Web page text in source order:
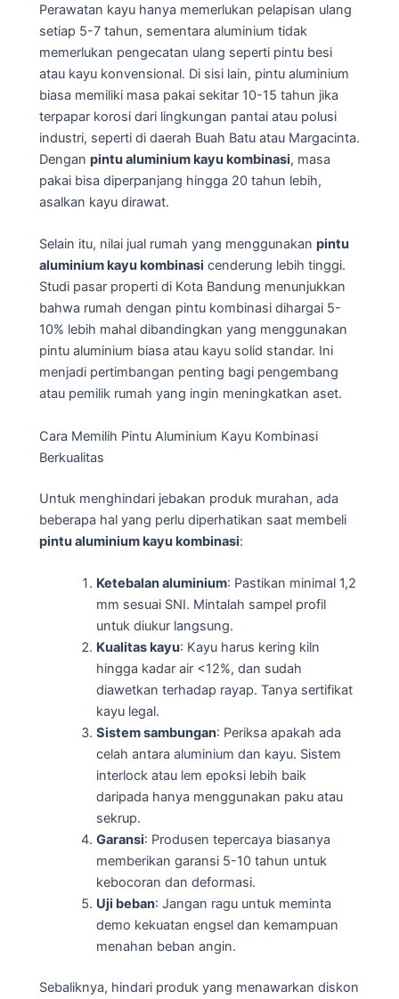
Perawatan kayu hanya memerlukan pelapisan ulang
setiap 5-7 tahun, sementara aluminium tidak
memerlukan pengecatan ulang seperti pintu besi
atau kayu konvensional. Di sisi lain, pintu aluminium
biasa memiliki masa pakai sekitar 10-15 tahun jika
terpapar korosi dari lingkungan pantai atau polusi
industri, seperti di daerah Buah Batu atau Margacinta.
Dengan pintu aluminium kayu kombinasi, masa
pakai bisa diperpanjang hingga 20 tahun lebih,
asalkan kayu dirawat.
Selain itu, nilai jual rumah yang menggunakan pintu
aluminium kayu kombinasi cenderung lebih tinggi.
Studi pasar properti di Kota Bandung menunjukkan
bahwa rumah dengan pintu kombinasi dihargai 5-
10% lebih mahal dibandingkan yang menggunakan
pintu aluminium biasa atau kayu solid standar. Ini
menjadi pertimbangan penting bagi pengembang
atau pemilik rumah yang ingin meningkatkan aset.
Cara Memilih Pintu Aluminium Kayu Kombinasi
Berkualitas
Untuk menghindari jebakan produk murahan, ada
beberapa hal yang perlu diperhatikan saat membeli
pintu aluminium kayu kombinasi:
Ketebalan aluminium: Pastikan minimal 1,2
mm sesuai SNI. Mintalah sampel profil
untuk diukur langsung.
Kualitas kayu: Kayu harus kering kiln
hingga kadar air <12%, dan sudah
diawetkan terhadap rayap. Tanya sertifikat
kayu legal.
Sistem sambungan: Periksa apakah ada
celah antara aluminium dan kayu. Sistem
interlock atau lem epoksi lebih baik
daripada hanya menggunakan paku atau
sekrup.
Garansi: Produsen tepercaya biasanya
memberikan garansi 5-10 tahun untuk
kebocoran dan deformasi.
Uji beban: Jangan ragu untuk meminta
demo kekuatan engsel dan kemampuan
menahan beban angin.
Sebaliknya, hindari produk yang menawarkan diskon